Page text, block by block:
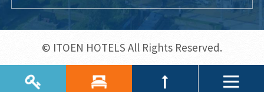
© ITOEN HOTELS All Rights Reserved.